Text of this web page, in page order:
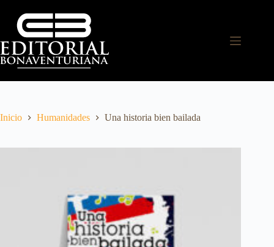
Inicio Humanidades Una historia bien bailada